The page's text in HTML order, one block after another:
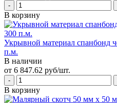
В корзину
Укрывной материал спанбонд
п.м.
В наличии
от 6 847.62 руб/шт.
В корзину